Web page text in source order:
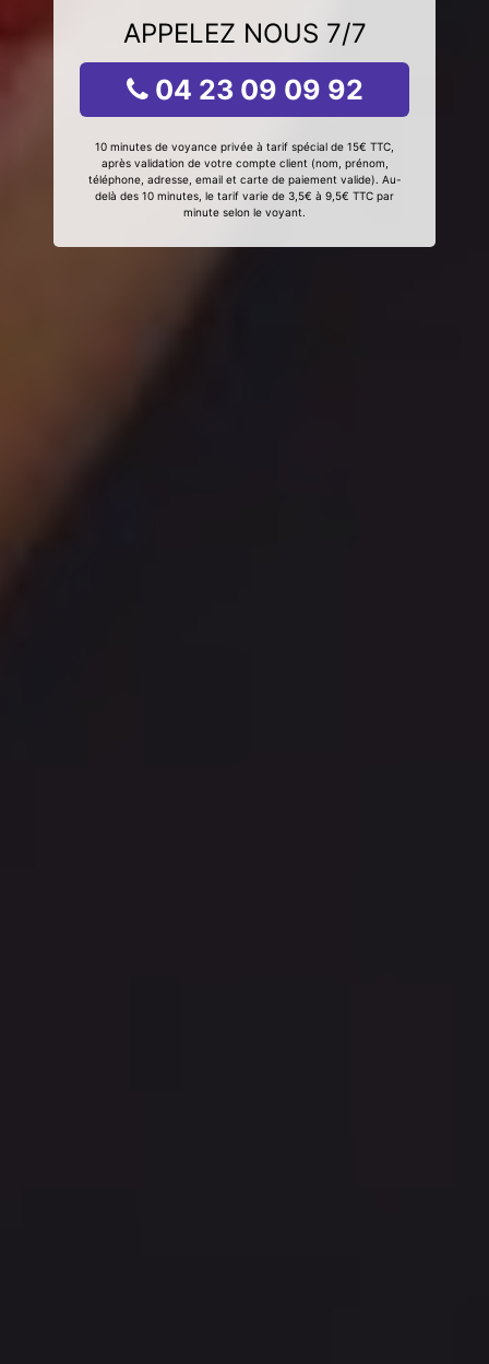
APPELEZ NOUS 7/7
04 23 09 09 92
10 minutes de voyance privée à tarif spécial de 15€ TTC,
après validation de votre compte client (nom, prénom,
téléphone, adresse, email et carte de paiement valide). Au-
delà des 10 minutes, le tarif varie de 3,5€ à 9,5€ TTC par
minute selon le voyant.